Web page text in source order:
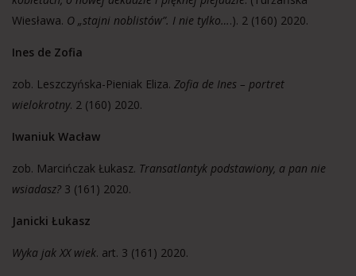
Wiesława. O „stajni noblistów”. I nie tylko….). 2 (160) 2020.
Ines de Zofia
zob. Leszczyńska-Pieniak Eliza. Zofia de Ines – portret
wielokrotny. 2 (160) 2020.
Iwaniuk Wacław
zob. Marcińczak Łukasz. Transatlantyk podstawiony, a pan nie
wsiadasz? 3 (161) 2020.
Janicki Łukasz
Wyka jak XX wiek. art. 3 (161) 2020.